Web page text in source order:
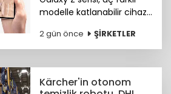
modelle katlanabilir cihaz
sayfa açıyor.
2 gün önce ŞİRKETLER
Kärcher'in otonom